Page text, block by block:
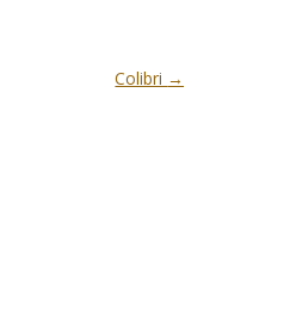
Colibri →